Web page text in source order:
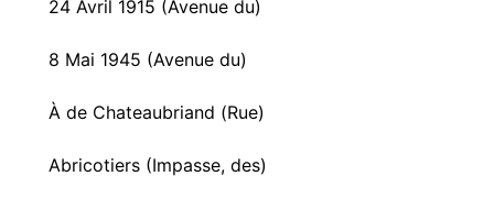
24 Avril 1915 (Avenue du)
8 Mai 1945 (Avenue du)
À de Chateaubriand (Rue)
Abricotiers (Impasse, des)